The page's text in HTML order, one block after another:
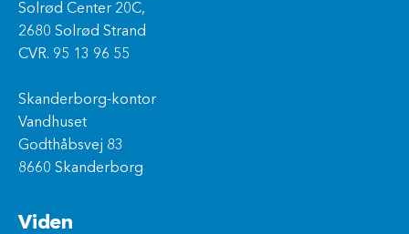
Solrød Center 20C,
2680 Solrød Strand
CVR. 95 13 96 55
Skanderborg-kontor
Vandhuset
Godthåbsvej 83
8660 Skanderborg
Viden